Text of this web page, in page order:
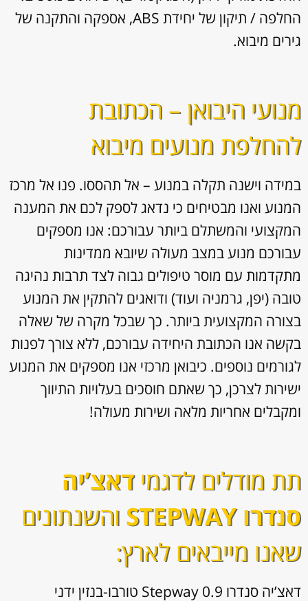
החלפה / תיקון של יחידת ABS, אספקה והתקנה של
גירים מיבוא.
מנועי היבואן – הכתובת
להחלפת מנועים מיבוא
במידה וישנה תקלה במנוע – אל תהססו. פנו אל מרכז
המנוע ואנו מבטיחים כי נדאג לספק לכם את המענה
המקצועי והמשתלם ביותר עבורכם: אנו מספקים
עבורכם מנוע במצב מעולה שיובא ממדינות
מתקדמות עם מוסר טיפולים גבוה לצד תרבות נהיגה
טובה (יפן, גרמניה ועוד) ודואגים להתקין את המנוע
בצורה המקצועית ביותר. כך שבכל מקרה של שאלה
בקשה אנו הכתובת היחידה עבורכם, ללא צורך לפנות
לגורמים נוספים. כיבואן מרכזי אנו מספקים את המנוע
ישירות לצרכן, כך שאתם חוסכים בעלויות התיווך
ומקבלים אחריות מלאה ושירות מעולה!
תת מודלים לדגמידאצ’יה
סנדרו STEPWAY
והשנתונים
שאנו מייבאים לארץ:
דאצ’יה סנדרו Stepway 0.9 טורבו-בנזין ידני